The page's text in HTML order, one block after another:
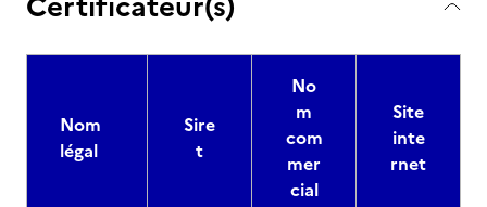
Nom
légal
Sire
t
No
m
com
mer
cial
Site
inte
rnet